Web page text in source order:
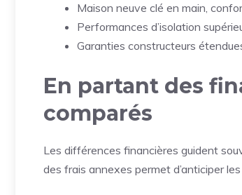
Maison neuve clé en main,
Performances d’isolation
Garanties constructeurs
En partant des
comparés
Les différences financières guident
des frais annexes permet d’anticiper